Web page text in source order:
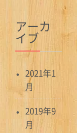
アーカ
イブ
2021年1
月
2019年9
月